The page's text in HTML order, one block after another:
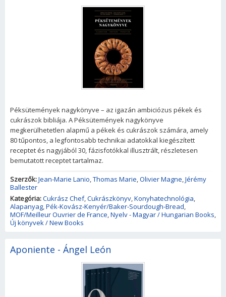
Péksütemények nagykönyve – az igazán ambiciózus pékek és
cukrászok bibliája. A Péksütemények nagykönyve
megkerülhetetlen alapmű a pékek és cukrászok számára, amely
80 tűpontos, a legfontosabb technikai adatokkal kiegészített
receptet és nagyjából 30, fázisfotókkal illusztrált, részletesen
bemutatott receptet tartalmaz.
Szerzők:Jean-Marie Lanio,Thomas Marie,Olivier Magne,Jérémy
Ballester
Kategória:Cukrász Chef,Cukrászkönyv,Konyhatechnológia,
Alapanyag,Pék-Kovász-Kenyér/Baker-Sourdough-Bread,
MOF/Meilleur Ouvrier de France,Nyelv - Magyar / Hungarian Books,
Új könyvek / New Books
Aponiente - Ángel León